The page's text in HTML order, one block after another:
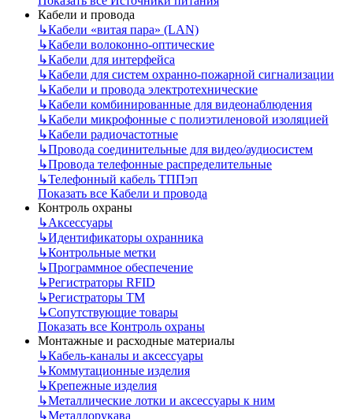
Кабели и провода
↳Кабели «витая пара» (LAN)
↳Кабели волоконно-оптические
↳Кабели для интерфейса
↳Кабели для систем охранно-пожарной сигнализации
↳Кабели и провода электротехнические
↳Кабели комбинированные для видеонаблюдения
↳Кабели микрофонные с полиэтиленовой изоляцией
↳Кабели радиочастотные
↳Провода соединительные для видео/аудиосистем
↳Провода телефонные распределительные
↳Телефонный кабель ТППэп
Показать все Кабели и провода
Контроль охраны
↳Аксессуары
↳Идентификаторы охранника
↳Контрольные метки
↳Программное обеспечение
↳Регистраторы RFID
↳Регистраторы ТМ
↳Сопутствующие товары
Показать все Контроль охраны
Монтажные и расходные материалы
↳Кабель-каналы и аксессуары
↳Коммутационные изделия
↳Крепежные изделия
↳Металлические лотки и аксессуары к ним
↳Металлорукава